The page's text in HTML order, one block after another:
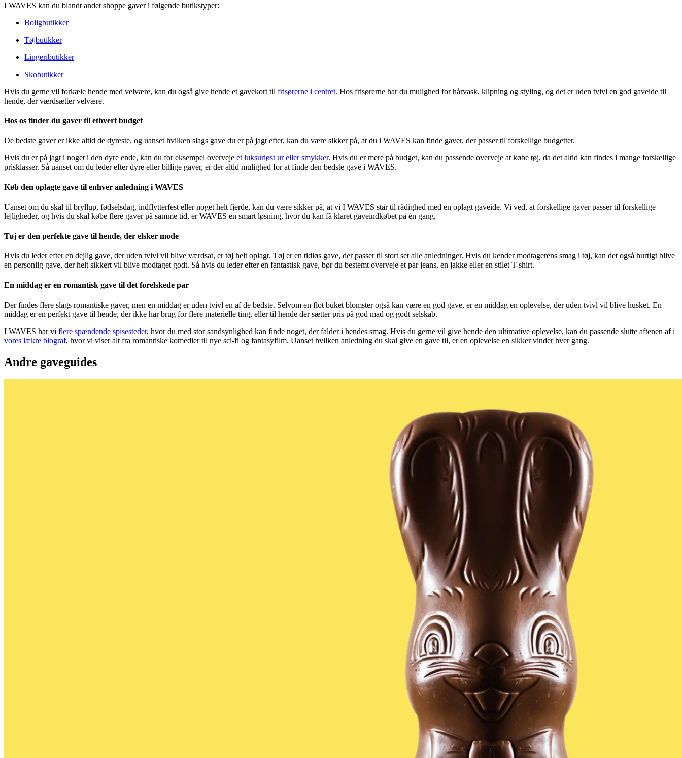
I WAVES kan du blandt andet shoppe gaver i følgende butikstyper:
Boligbutikker
Tøjbutikker
Lingeributikker
Skobutikker
Hvis du gerne vil forkæle hende med velvære, kan du også give hende et gavekort til frisørerne i centret. Hos frisørerne har du mulighed for hårvask, klipning og styling, og det er uden tvivl en god gaveide til
hende, der værdsætter velvære.
Hos os finder du gaver til ethvert budget
De bedste gaver er ikke altid de dyreste, og uanset hvilken slags gave du er på jagt efter, kan du være sikker på, at du i WAVES kan finde gaver, der passer til forskellige budgetter.
Hvis du er på jagt i noget i den dyre ende, kan du for eksempel overveje et luksuriøst ur eller smykker. Hvis du er mere på budget, kan du passende overveje at købe tøj, da det altid kan findes i mange forskellige
prisklasser. Så uanset om du leder efter dyre eller billige gaver, er der altid mulighed for at finde den bedste gave i WAVES.
Køb den oplagte gave til enhver anledning i WAVES
Uanset om du skal til bryllup, fødselsdag, indflytterfest eller noget helt fjerde, kan du være sikker på, at vi I WAVES står til rådighed med en oplagt gaveide. Vi ved, at forskellige gaver passer til forskellige
lejligheder, og hvis du skal købe flere gaver på samme tid, er WAVES en smart løsning, hvor du kan få klaret gaveindkøbet på én gang.
Tøj er den perfekte gave til hende, der elsker mode
Hvis du leder efter en dejlig gave, der uden tvivl vil blive værdsat, er tøj helt oplagt. Tøj er en tidløs gave, der passer til stort set alle anledninger. Hvis du kender modtagerens smag i tøj, kan det også hurtigt blive
en personlig gave, der helt sikkert vil blive modtaget godt. Så hvis du leder efter en fantastisk gave, bør du bestemt overveje et par jeans, en jakke eller en stilet T-shirt.
En middag er en romantisk gave til det forelskede par
Der findes flere slags romantiske gaver, men en middag er uden tvivl en af de bedste. Selvom en flot buket blomster også kan være en god gave, er en middag en oplevelse, der uden tvivl vil blive husket. En
middag er en perfekt gave til hende, der ikke har brug for flere materielle ting, eller til hende der sætter pris på god mad og godt selskab.
I WAVES har vi flere spændende spisesteder, hvor du med stor sandsynlighed kan finde noget, der falder i hendes smag. Hvis du gerne vil give hende den ultimative oplevelse, kan du passende slutte aftenen af i
vores lækre biograf, hvor vi viser alt fra romantiske komedier til nye sci-fi og fantasyfilm. Uanset hvilken anledning du skal give en gave til, er en oplevelse en sikker vinder hver gang.
Andre gaveguides